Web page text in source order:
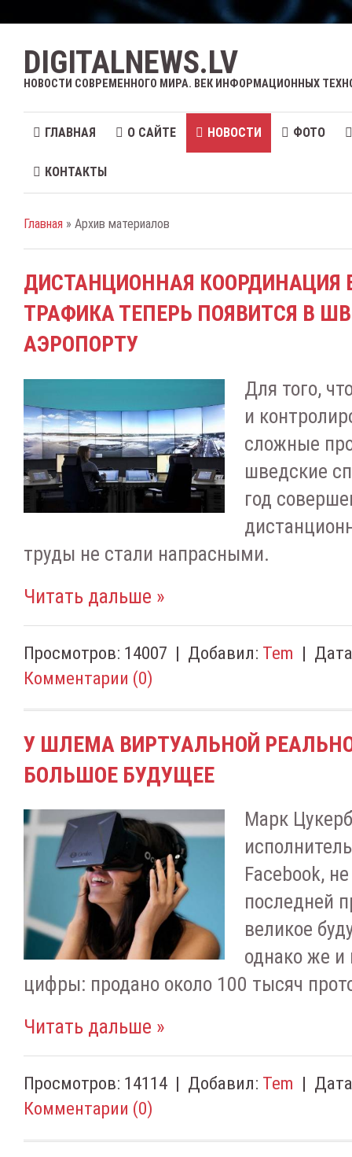
DIGITALNEWS.LV
НОВОСТИ СОВРЕМЕННОГО МИРА. ВЕК ИНФОРМАЦИОННЫХ
ГЛАВНАЯ О САЙТЕ НОВОСТИ ФОТО
КОНТАКТЫ
Главная » Архив материалов
ДИСТАНЦИОННАЯ КООРДИНАЦИЯ
ТРАФИКА ТЕПЕРЬ ПОЯВИТСЯ В
АЭРОПОРТУ
Для того,
и
сложные
шведские
год
труды не стали напрасными.
Читать дальше »
Просмотров: 14007 | Добавил: Tem |
Комментарии (0)
У ШЛЕМА ВИРТУАЛЬНОЙ
БОЛЬШОЕ БУДУЩЕЕ
Марк
Facebook,
последней
великое
однако же
цифры: продано около 100 тысяч
Читать дальше »
Просмотров: 14114 | Добавил: Tem |
Комментарии (0)